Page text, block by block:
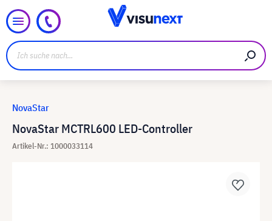
NovaStar MCTRL600 LED-Controller
Artikel-Nr.: 1000033114
NovaStar